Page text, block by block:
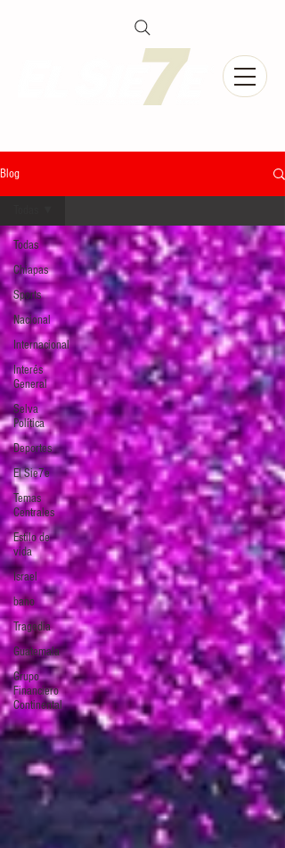
Blog
Todas
Chiapas
Sports
Nacional
Internacional
Interés
General
Selva
Política
Deportes
El Sie7e
Temas
Centrales
Estilo de
vida
Israel
bano
Tragedia
Guatemala
Grupo
Financiero
Continental